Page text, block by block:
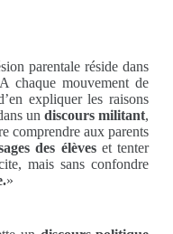
parentale réside dans
chaque mouvement de
expliquer les raisons
undiscours militant,
comprendre aux parents
des élèveset tenter
mais sans confondre
»